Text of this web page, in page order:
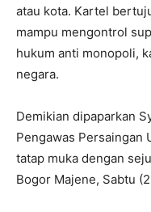
atau kota. Kartel
mampu mengontrol
hukum anti monopoli,
negara.
Demikian dipaparkan
Pengawas Persaingan
tatap muka dengan
Bogor Majene, Sabtu